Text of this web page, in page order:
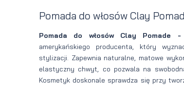
Pomada do włosów Clay
Pomada do włosów Clay Pomade
amerykańskiego producenta, który
stylizacji. Zapewnia naturalne, matowe
elastyczny chwyt, co pozwala na
Kosmetyk doskonale sprawdza się przy